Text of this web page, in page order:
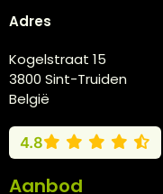
Adres
Kogelstraat 15
3800 Sint-Truiden
België
4.8
Aanbod